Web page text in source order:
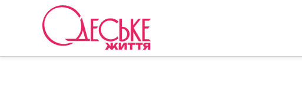
Перейти до вмісту